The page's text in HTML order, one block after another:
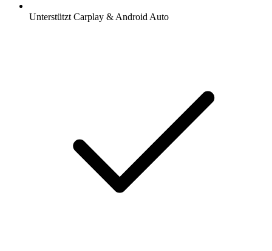
Unterstützt Carplay & Android Auto